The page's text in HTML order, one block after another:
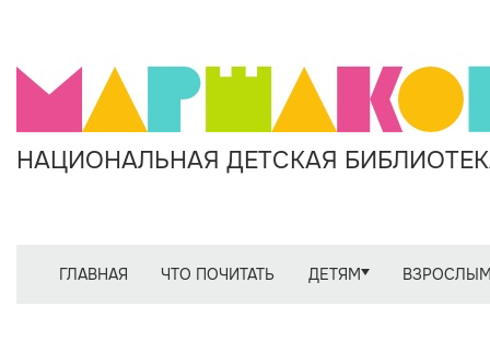
НАЦИОНАЛЬНАЯ ДЕТСКАЯ
ГЛАВНАЯ ЧТО ПОЧИТАТЬ ДЕТЯМ